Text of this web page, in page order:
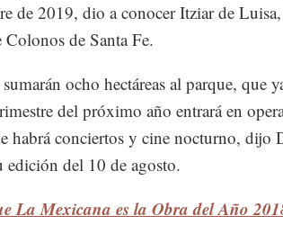
de 2019, dio a conocer Itziar de
de Santa Fe.
ocho hectáreas al parque, que
del próximo año entrará en
habrá conciertos y cine nocturno, dijo
edición del 10 de agosto.
La Mexicana es la Obra del Año